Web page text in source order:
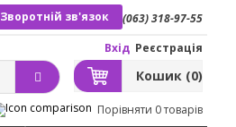
(063) 318-97-55
Зворотній зв'язок
Вхід Реєстрація
Кошик (0)
Порівняти 0 товарів